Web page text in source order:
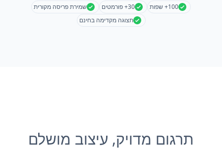
100+ שפות 30+ פורמטים
שמירת פריסה מקורית
תצוגה מקדימה בחינם
תרגום מדויק, עיצוב מושלם